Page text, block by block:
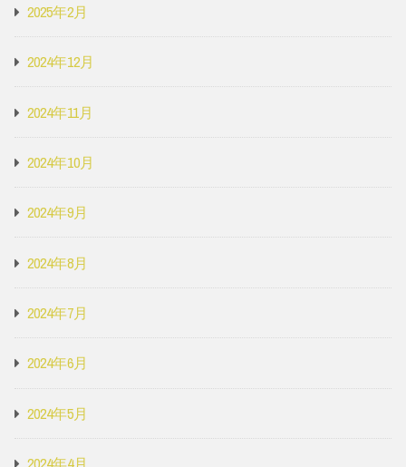
2025年2月
2024年12月
2024年11月
2024年10月
2024年9月
2024年8月
2024年7月
2024年6月
2024年5月